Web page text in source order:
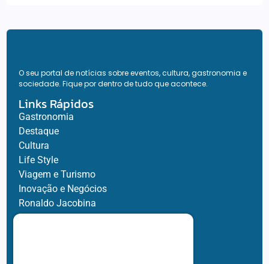
O seu portal de notícias sobre eventos, cultura, gastronomia e
sociedade. Fique por dentro de tudo que acontece.
Links Rápidos
Gastronomia
Destaque
Cultura
Life Style
Viagem e Turismo
Inovação e Negócios
Ronaldo Jacobina
Agro